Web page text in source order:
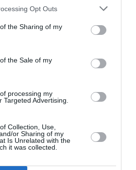
Opt Outs
the Sharing of my
the Sale of my
processing my
Targeted Advertising.
Collection, Use,
or Sharing of my
Is Unrelated with the
it was collected.
σταρ, ιδιαίτερο κορίτσι,
στη σκηνή, την
τραγουδάει καλά, χορεύει
σε τηλεοπτική δήλωσή
τον τελικό του διαγωνισμού.
φίλη και με τον
Ακύλα
Χαλκίτη.
τις δηλώσεις τους: